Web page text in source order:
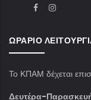
ΩΡΆΡΙΟ
Το ΚΠΑΜ δέχεται
Δευτέρα-